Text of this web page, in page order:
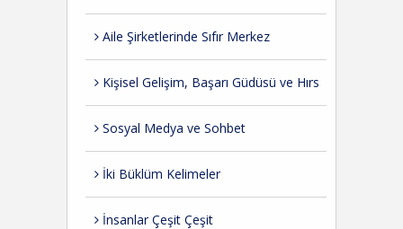
Aile Şirketlerinde Sıfır Merkez
Kişisel Gelişim, Başarı Güdüsü ve Hırs
Sosyal Medya ve Sohbet
İki Büklüm Kelimeler
İnsanlar Çeşit Çeşit